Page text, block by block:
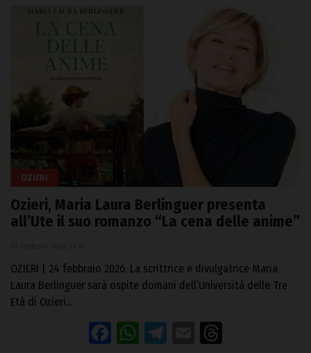
OZIERI
Ozieri, Maria Laura Berlinguer presenta
all’Ute il suo romanzo “La cena delle anime”
OZIERI | 24 febbraio 2026. La scrittrice e divulgatrice Maria
Laura Berlinguer sarà ospite domani dell’Università delle Tre
Età di Ozieri…
Facebook
WhatsApp
Telegram
Email